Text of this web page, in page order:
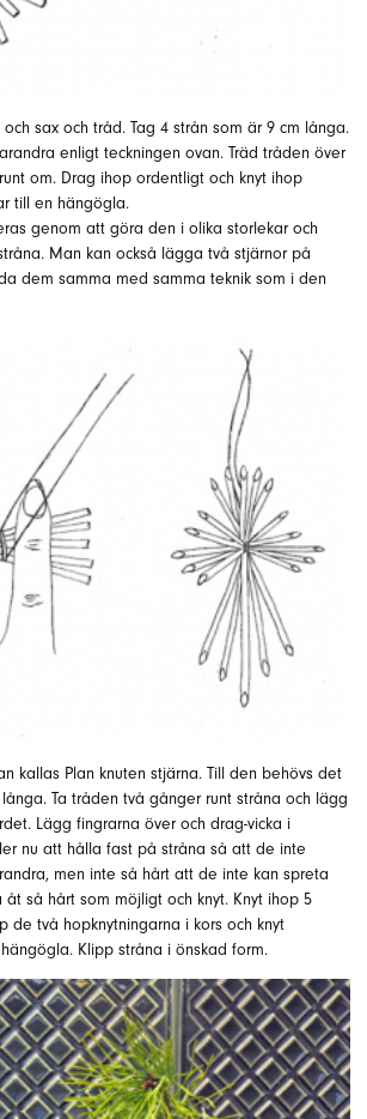
sax och tråd. Tag 4 strån som är 9 cm långa.
enligt teckningen ovan. Träd tråden över
om. Drag ihop ordentligt och knyt ihop
till en hängögla.
genom att göra den i olika storlekar och
Man kan också lägga två stjärnor på
dem samma med samma teknik som i den
kallas Plan knuten stjärna. Till den behövs det
Ta tråden två gånger runt stråna och lägg
Lägg fingrarna över och drag-vicka i
nu att hålla fast på stråna så att de inte
men inte så hårt att de inte kan spreta
åt så hårt som möjligt och knyt. Knyt ihop 5
de två hopknytningarna i kors och knyt
Klipp stråna i önskad form.